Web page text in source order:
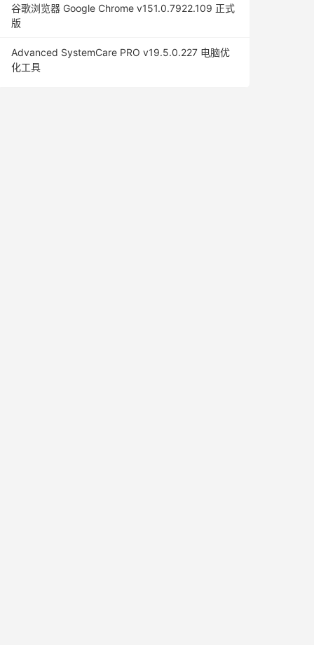
谷歌浏览器 Google Chrome v151.0.7922.109 正式
版
Advanced SystemCare PRO v19.5.0.227 电脑优
化工具